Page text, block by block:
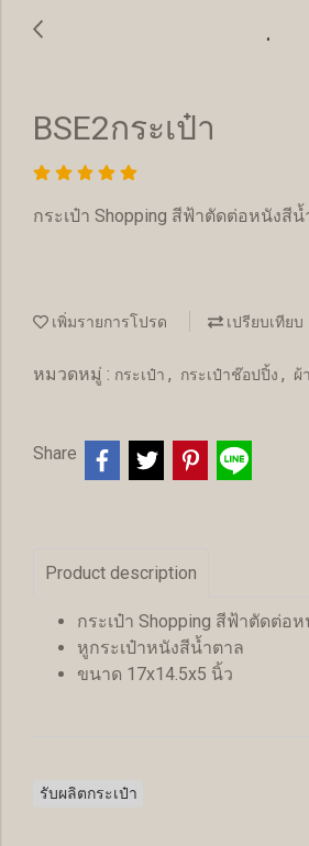
BSE2กระเป๋า
กระเป๋า Shopping สีฟ้าตัดต่อหนังสีน้
เพิ่มรายการโปรด เปรียบเทียบ
หมวดหมู่ : กระเป๋า , กระเป๋าช๊อปปิ้ง , ผ้
Share
Product description
กระเป๋า Shopping สีฟ้าตัดต่อ
หูกระเป๋าหนังสีน้ำตาล
ขนาด 17x14.5x5 นิ้ว
รับผลิตกระเป๋า